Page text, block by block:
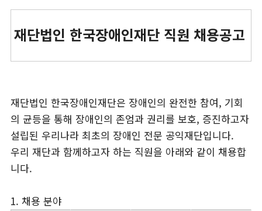
재단법인 한국장애인재단 직원 채용공고
재단법인 한국장애인재단은 장애인의 완전한 참여, 기회
의 균등을 통해 장애인의 존엄과 권리를 보호, 증진하고자
설립된 우리나라 최초의 장애인 전문 공익재단입니다.
우리 재단과 함께하고자 하는 직원을 아래와 같이 채용합
니다.
1. 채용 분야